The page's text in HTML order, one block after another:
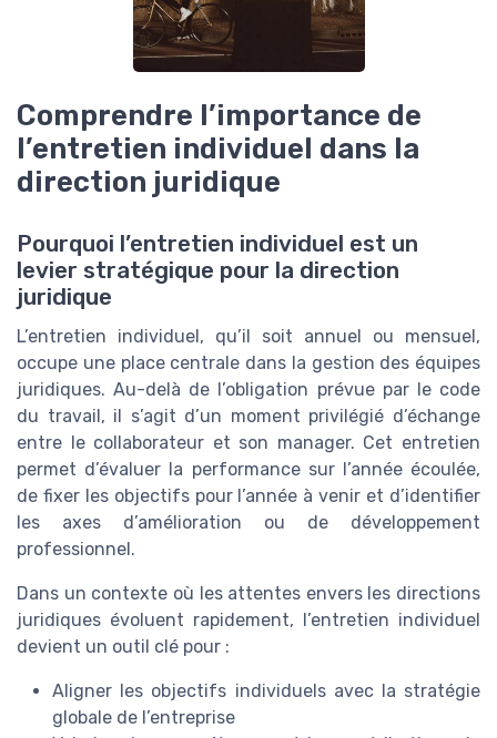
Comprendre l’importance de
l’entretien individuel dans la
direction juridique
Pourquoi l’entretien individuel est un
levier stratégique pour la direction
juridique
L’entretien individuel, qu’il soit annuel ou mensuel,
occupe une place centrale dans la gestion des équipes
juridiques. Au-delà de l’obligation prévue par le code
du travail, il s’agit d’un moment privilégié d’échange
entre le collaborateur et son manager. Cet entretien
permet d’évaluer la performance sur l’année écoulée,
de fixer les objectifs pour l’année à venir et d’identifier
les axes d’amélioration ou de développement
professionnel.
Dans un contexte où les attentes envers les directions
juridiques évoluent rapidement, l’entretien individuel
devient un outil clé pour :
Aligner les objectifs individuels avec la stratégie
globale de l’entreprise